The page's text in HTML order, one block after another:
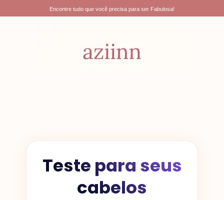
para
Encontre tudo que você precisa para ser Fabulosa!
Teste para seus
cabelos